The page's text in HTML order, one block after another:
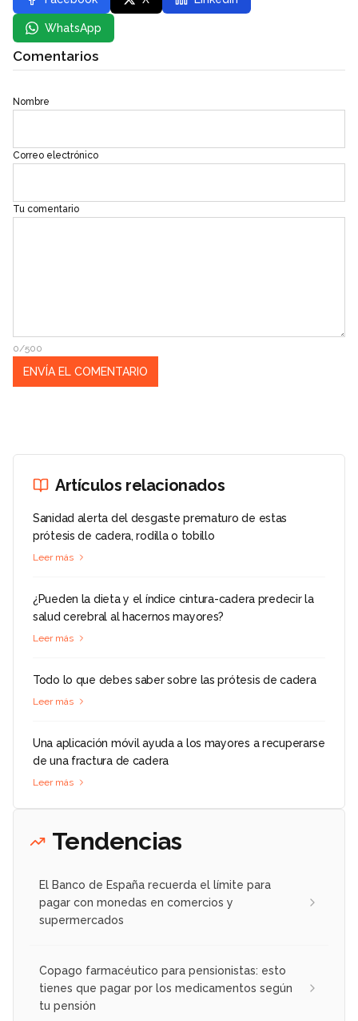
WhatsApp
Comentarios
Nombre
Correo electrónico
Tu comentario
0/500
Artículos relacionados
Sanidad alerta del desgaste prematuro de estas
prótesis de cadera, rodilla o tobillo
Leer más
¿Pueden la dieta y el índice cintura-cadera predecir la
salud cerebral al hacernos mayores?
Leer más
Todo lo que debes saber sobre las prótesis de cadera
Leer más
Una aplicación móvil ayuda a los mayores a recuperarse
de una fractura de cadera
Leer más
Tendencias
El Banco de España recuerda el límite para
pagar con monedas en comercios y
supermercados
Copago farmacéutico para pensionistas: esto
tienes que pagar por los medicamentos según
tu pensión